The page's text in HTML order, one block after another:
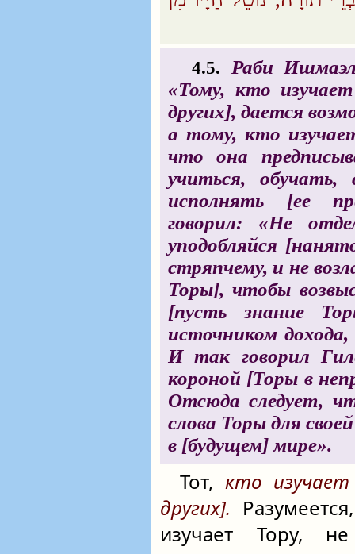
4.5. Раби
«Тому, кто
других], дается
а тому, кто
что она
учиться,
исполнять [ее
говорил: «Не
уподобляйся
стряпчему, и не
Торы], чтобы
[пусть знание
источником
И так говорил
короной [Торы в
Отсюда следует,
слова Торы для
в [будущем] мире».
Тот, кто
других].
изучает Тору,